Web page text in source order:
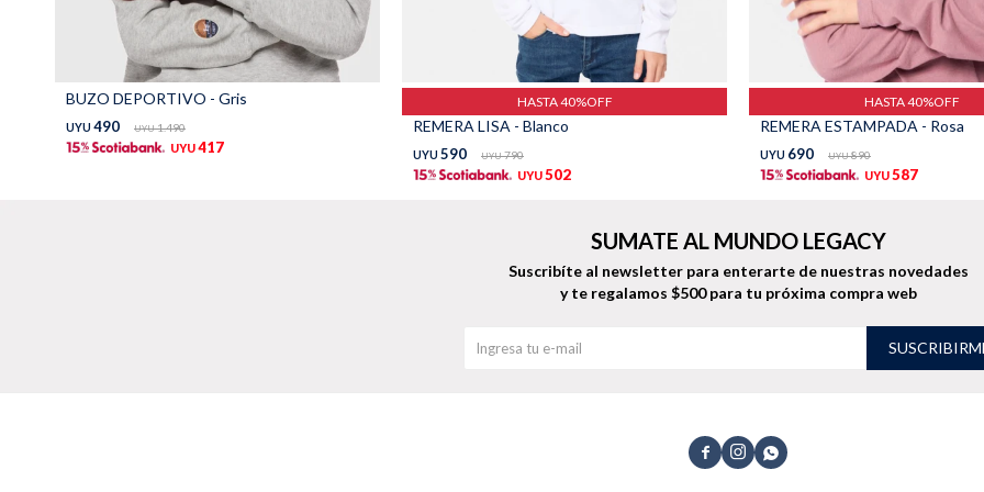
BUZO DEPORTIVO - Gris
UYU 490 UYU 1.490
UYU417
HASTA 40%OFF
REMERA LISA - Blanco
UYU 590 UYU 790
UYU502
HASTA 40%OFF
REMERA ESTAMPADA - Rosa
UYU 690 UYU 890
UYU587
  
SUMATE AL MUNDO LEGACY
Suscribíte al newsletter para enterarte de nuestras novedades
y te regalamos $500 para tu próxima compra web